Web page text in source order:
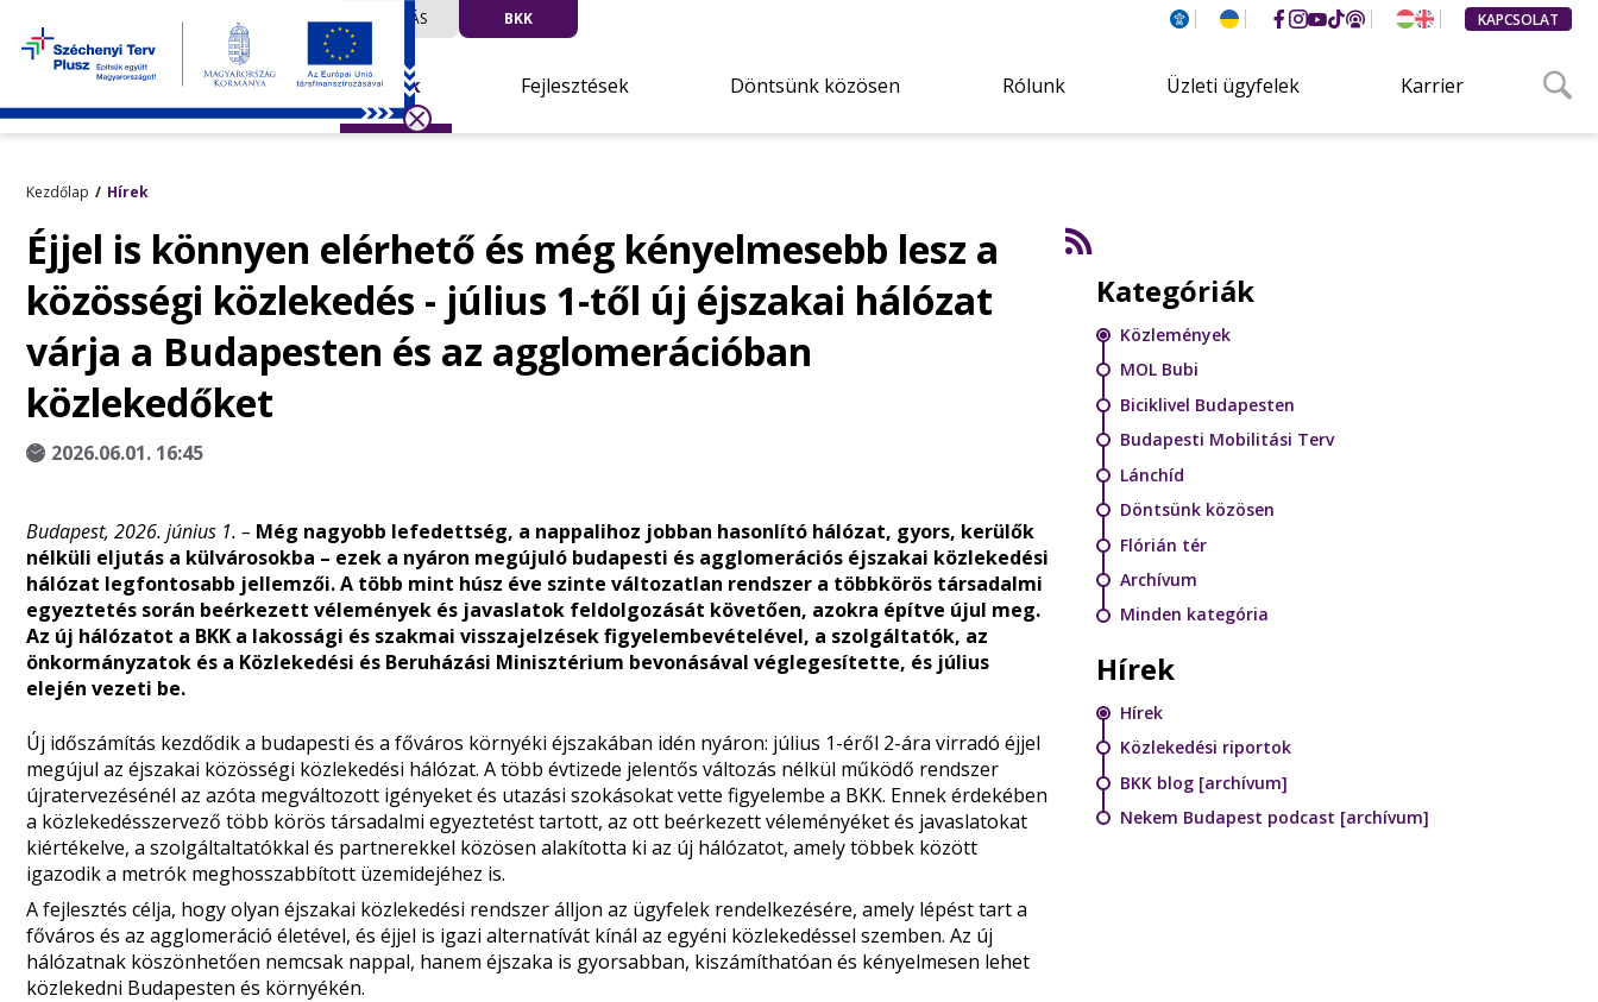
UTAZÁS BKK KAPCSOLAT
Hírek Fejlesztések Döntsünk közösen Rólunk Üzleti ügyfelek Karrier
Kezdőlap Hírek
Éjjel is könnyen elérhető és még kényelmesebb lesz a
közösségi közlekedés - július 1-től új éjszakai hálózat
várja a Budapesten és az agglomerációban
közlekedőket
2026.06.01. 16:45
Budapest, 2026. június 1. – Még nagyobb lefedettség, a nappalihoz jobban hasonlító hálózat, gyors, kerülők
nélküli eljutás a külvárosokba – ezek a nyáron megújuló budapesti és agglomerációs éjszakai közlekedési
hálózat legfontosabb jellemzői. A több mint húsz éve szinte változatlan rendszer a többkörös társadalmi
egyeztetés során beérkezett vélemények és javaslatok feldolgozását követően, azokra építve újul meg.
Az új hálózatot a BKK a lakossági és szakmai visszajelzések figyelembevételével, a szolgáltatók, az
önkormányzatok és a Közlekedési és Beruházási Minisztérium bevonásával véglegesítette, és július
elején vezeti be.
Új időszámítás kezdődik a budapesti és a főváros környéki éjszakában idén nyáron: július 1-éről 2-ára virradó éjjel
megújul az éjszakai közösségi közlekedési hálózat. A több évtizede jelentős változás nélkül működő rendszer
újratervezésénél az azóta megváltozott igényeket és utazási szokásokat vette figyelembe a BKK. Ennek érdekében
a közlekedésszervező több körös társadalmi egyeztetést tartott, az ott beérkezett véleményéket és javaslatokat
kiértékelve, a szolgáltaltatókkal és partnerekkel közösen alakította ki az új hálózatot, amely többek között
igazodik a metrók meghosszabbított üzemidejéhez is.
A fejlesztés célja, hogy olyan éjszakai közlekedési rendszer álljon az ügyfelek rendelkezésére, amely lépést tart a
főváros és az agglomeráció életével, és éjjel is igazi alternatívát kínál az egyéni közlekedéssel szemben. Az új
hálózatnak köszönhetően nemcsak nappal, hanem éjszaka is gyorsabban, kiszámíthatóan és kényelmesen lehet
közlekedni Budapesten és környékén.
Kategóriák
Közlemények
MOL Bubi
Biciklivel Budapesten
Budapesti Mobilitási Terv
Lánchíd
Döntsünk közösen
Flórián tér
Archívum
Minden kategória
Hírek
Hírek
Közlekedési riportok
BKK blog [archívum]
Nekem Budapest podcast [archívum]